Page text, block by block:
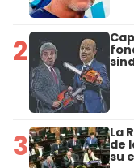
2
3 La
de
su